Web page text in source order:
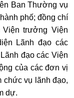
Ban Thường vụ
phố; đồng chí
trưởng Viện
Lãnh đạo các
đạo các Viện
của các đơn vị
chức vụ lãnh đạo,
dự.